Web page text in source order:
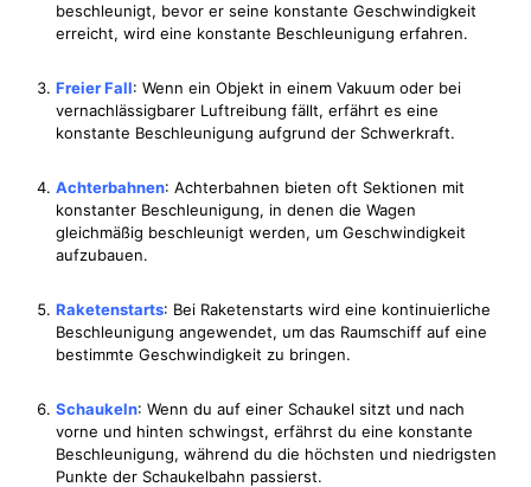
beschleunigt, bevor er seine konstante Geschwindigkeit
erreicht, wird eine konstante Beschleunigung erfahren.
Freier Fall: Wenn ein Objekt in einem Vakuum oder bei
vernachlässigbarer Luftreibung fällt, erfährt es eine
konstante Beschleunigung aufgrund der Schwerkraft.
Achterbahnen: Achterbahnen bieten oft Sektionen mit
konstanter Beschleunigung, in denen die Wagen
gleichmäßig beschleunigt werden, um Geschwindigkeit
aufzubauen.
Raketenstarts: Bei Raketenstarts wird eine kontinuierliche
Beschleunigung angewendet, um das Raumschiff auf eine
bestimmte Geschwindigkeit zu bringen.
Schaukeln: Wenn du auf einer Schaukel sitzt und nach
vorne und hinten schwingst, erfährst du eine konstante
Beschleunigung, während du die höchsten und niedrigsten
Punkte der Schaukelbahn passierst.